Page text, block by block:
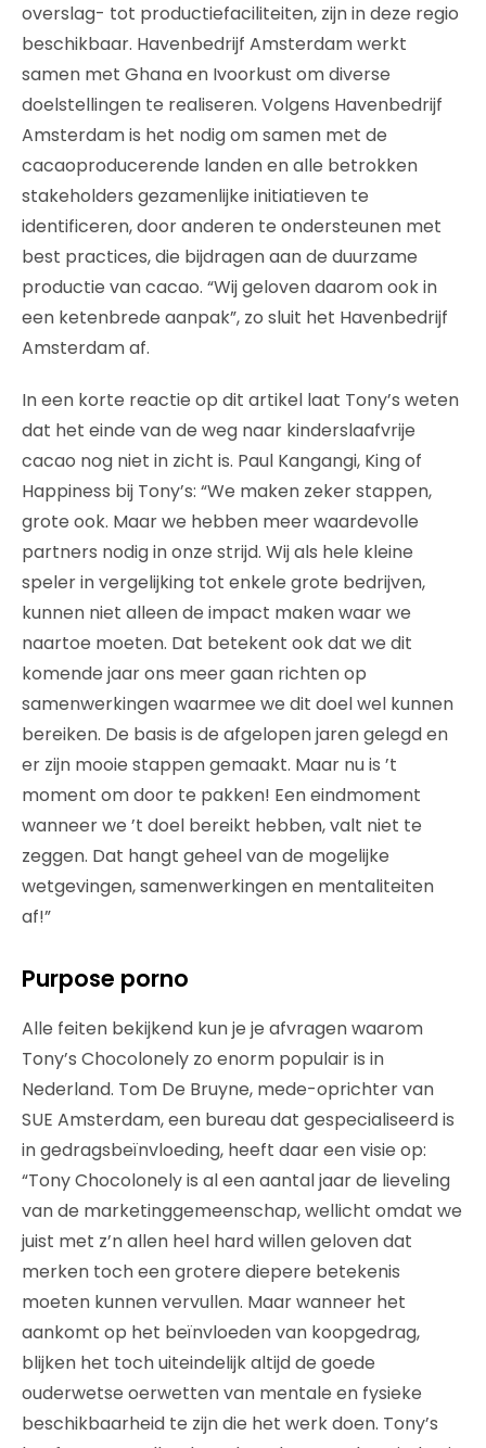
overslag- tot productiefaciliteiten, zijn in deze regio
beschikbaar. Havenbedrijf Amsterdam werkt
samen met Ghana en Ivoorkust om diverse
doelstellingen te realiseren. Volgens Havenbedrijf
Amsterdam is het nodig om samen met de
cacaoproducerende landen en alle betrokken
stakeholders gezamenlijke initiatieven te
identificeren, door anderen te ondersteunen met
best practices, die bijdragen aan de duurzame
productie van cacao. “Wij geloven daarom ook in
een ketenbrede aanpak”, zo sluit het Havenbedrijf
Amsterdam af.
In een korte reactie op dit artikel laat Tony’s weten
dat het einde van de weg naar kinderslaafvrije
cacao nog niet in zicht is. Paul Kangangi, King of
Happiness bij Tony’s: “We maken zeker stappen,
grote ook. Maar we hebben meer waardevolle
partners nodig in onze strijd. Wij als hele kleine
speler in vergelijking tot enkele grote bedrijven,
kunnen niet alleen de impact maken waar we
naartoe moeten. Dat betekent ook dat we dit
komende jaar ons meer gaan richten op
samenwerkingen waarmee we dit doel wel kunnen
bereiken. De basis is de afgelopen jaren gelegd en
er zijn mooie stappen gemaakt. Maar nu is ’t
moment om door te pakken! Een eindmoment
wanneer we ’t doel bereikt hebben, valt niet te
zeggen. Dat hangt geheel van de mogelijke
wetgevingen, samenwerkingen en mentaliteiten
af!”
Purpose porno
Alle feiten bekijkend kun je je afvragen waarom
Tony’s Chocolonely zo enorm populair is in
Nederland. Tom De Bruyne, mede-oprichter van
SUE Amsterdam, een bureau dat gespecialiseerd is
in gedragsbeïnvloeding, heeft daar een visie op:
“Tony Chocolonely is al een aantal jaar de lieveling
van de marketinggemeenschap, wellicht omdat we
juist met z’n allen heel hard willen geloven dat
merken toch een grotere diepere betekenis
moeten kunnen vervullen. Maar wanneer het
aankomt op het beïnvloeden van koopgedrag,
blijken het toch uiteindelijk altijd de goede
ouderwetse oerwetten van mentale en fysieke
beschikbaarheid te zijn die het werk doen. Tony’s